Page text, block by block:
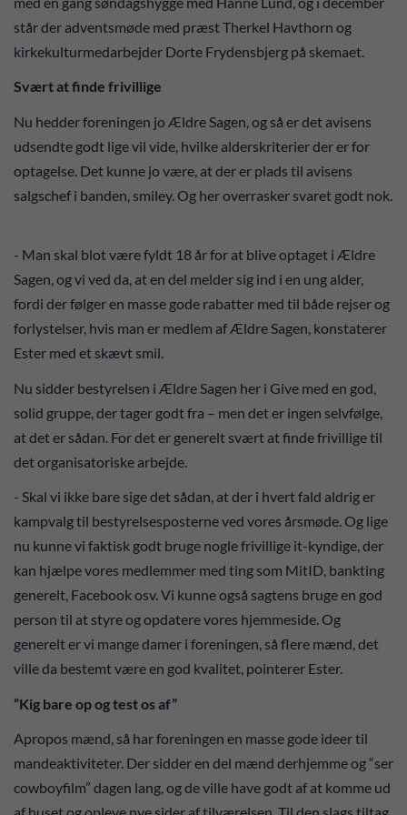
står der adventsmøde med præst Therkel Havthorn og
kirkekulturmedarbejder Dorte Frydensbjerg på skemaet.
Svært at finde frivillige
Nu hedder foreningen jo Ældre Sagen, og så er det avisens
udsendte godt lige vil vide, hvilke alderskriterier der er for
optagelse. Det kunne jo være, at der er plads til avisens
salgschef i banden, smiley. Og her overrasker svaret godt nok.
- Man skal blot være fyldt 18 år for at blive optaget i Ældre
Sagen, og vi ved da, at en del melder sig ind i en ung alder,
fordi der følger en masse gode rabatter med til både rejser og
forlystelser, hvis man er medlem af Ældre Sagen, konstaterer
Ester med et skævt smil.
Nu sidder bestyrelsen i Ældre Sagen her i Give med en god,
solid gruppe, der tager godt fra – men det er ingen selvfølge,
at det er sådan. For det er generelt svært at finde frivillige til
det organisatoriske arbejde.
- Skal vi ikke bare sige det sådan, at der i hvert fald aldrig er
kampvalg til bestyrelsesposterne ved vores årsmøde. Og lige
nu kunne vi faktisk godt bruge nogle frivillige it-kyndige, der
kan hjælpe vores medlemmer med ting som MitID, bankting
generelt, Facebook osv. Vi kunne også sagtens bruge en god
person til at styre og opdatere vores hjemmeside. Og
generelt er vi mange damer i foreningen, så flere mænd, det
ville da bestemt være en god kvalitet, pointerer Ester.
“Kig bare op og test os af”
Apropos mænd, så har foreningen en masse gode ideer til
mandeaktiviteter. Der sidder en del mænd derhjemme og “ser
cowboyfilm” dagen lang, og de ville have godt af at komme ud